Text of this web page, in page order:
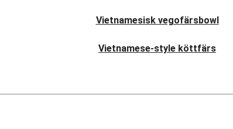
Vietnamesisk vegofärsbowl
Vietnamese-style köttfärs